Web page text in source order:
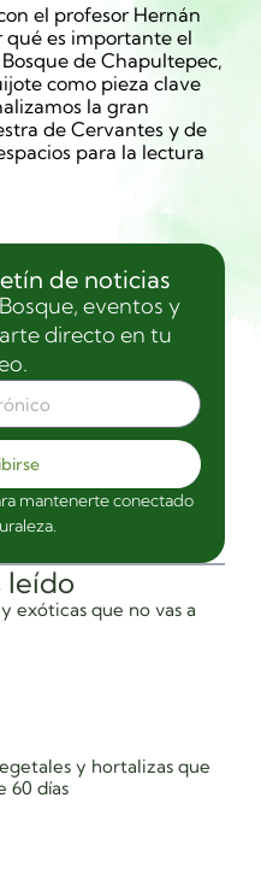
el profesor Hernán
qué es importante el
de Chapultepec,
como pieza clave
la gran
de Cervantes y de
para la lectura
leído
exóticas que no vas a
y hortalizas que
60 días
de noticias
eventos y
directo en tu
mantenerte conectado